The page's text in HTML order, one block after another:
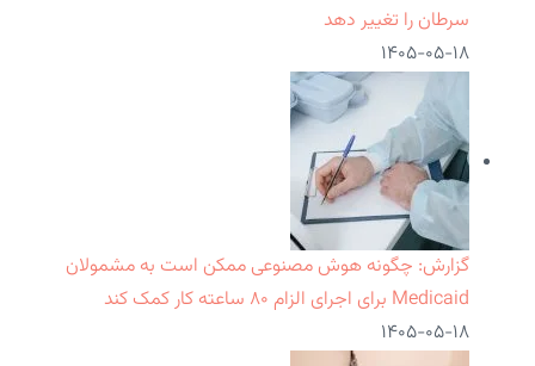
سرطان را تغییر دهد
۱۴۰۵-۰۵-۱۸
گزارش: چگونه هوش مصنوعی ممکن است به مشمولان
Medicaid برای اجرای الزام ۸۰ ساعته کار کمک کند
۱۴۰۵-۰۵-۱۸